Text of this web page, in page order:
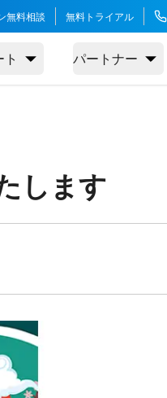
無料相談 無料トライアル
パートナー
します